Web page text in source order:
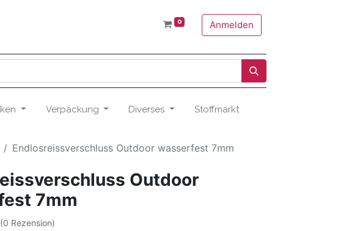
0 Anmelden
Verpackung Diverses Stoffmarkt
Endlosreissverschluss Outdoor wasserfest 7mm
Outdoor
7mm
(0 Rezension)